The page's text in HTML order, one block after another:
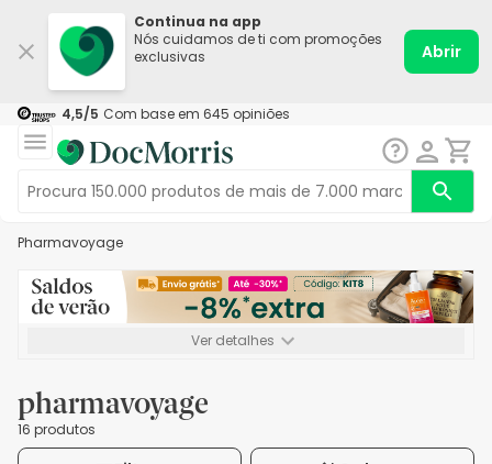
Continua na app
Nós cuidamos de ti com promoções
exclusivas
Abrir
4,5/5 Com base em 645 opiniões
pharmavoyage
Ver detalhes
pharmavoyage
16 produtos